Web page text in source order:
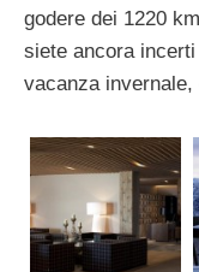
godere dei 1220
siete ancora
vacanza